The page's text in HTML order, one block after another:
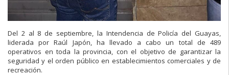
Del 2 al 8 de septiembre, la Intendencia de Policía del Guayas,
liderada por Raúl Japón, ha llevado a cabo un total de 489
operativos en toda la provincia, con el objetivo de garantizar la
seguridad y el orden público en establecimientos comerciales y de
recreación.